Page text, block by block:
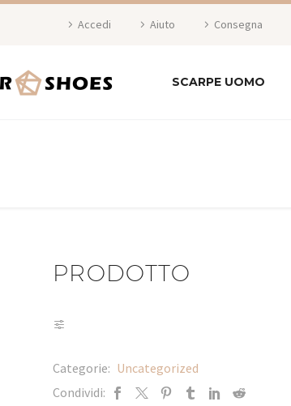
Accedi Aiuto Consegna
SCARPE UOMO
PRODOTTO
Categorie: Uncategorized
Condividi: